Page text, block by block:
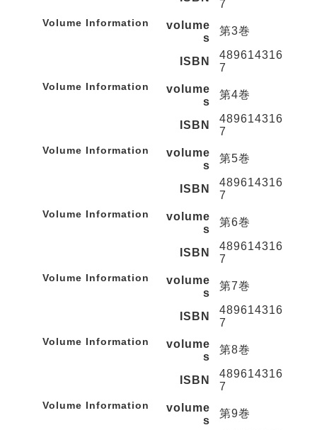
7
Volume Information
volume
s
第3巻
ISBN
489614316
7
Volume Information
volume
s
第4巻
ISBN
489614316
7
Volume Information
volume
s
第5巻
ISBN
489614316
7
Volume Information
volume
s
第6巻
ISBN
489614316
7
Volume Information
volume
s
第7巻
ISBN
489614316
7
Volume Information
volume
s
第8巻
ISBN
489614316
7
Volume Information
volume
s
第9巻